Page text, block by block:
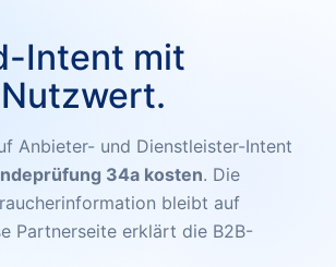
Intent mit
Anbieter- und Dienstleister-Intent
34a kosten. Die
bleibt auf
Partnerseite erklärt die B2B-